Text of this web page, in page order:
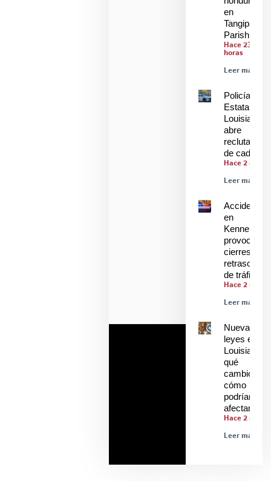
en
Tangipahoa
Parish
Hace 23
horas
Leer más »
Policía
Estatal de
Louisiana
abre
de cadetes
Hace 2 días
Leer más »
Accidente
en
Kenner
provoca
cierres y
retrasos
de tráfico
Hace 2 días
Leer más »
Nuevas
leyes en
Louisiana:
qué
cambió y
cómo
podrían
afectarle
Hace 2 días
Leer más »